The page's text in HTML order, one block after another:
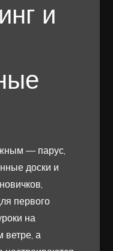
и
— парус,
доски и
первого
на
ветре, а